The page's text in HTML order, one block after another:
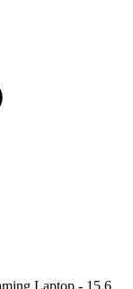
Laptop - 15.6